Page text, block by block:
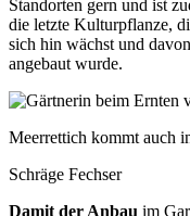
Standorten gern und ist
die letzte Kulturpflanze,
sich hin wächst und
angebaut wurde.
Meerrettich kommt auch
Schräge Fechser
Damit der Anbau im